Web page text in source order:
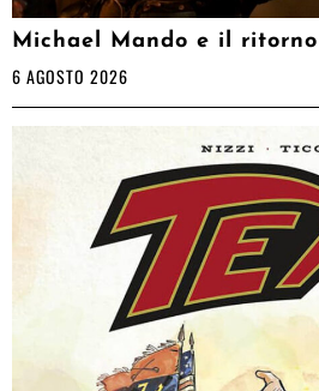
Michael Mando e il
6 AGOSTO 2026